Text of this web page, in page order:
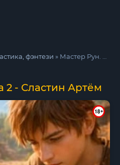
фэнтези » Мастер Рун. Книга 2 - Сластин Артём
2 - Сластин Артём